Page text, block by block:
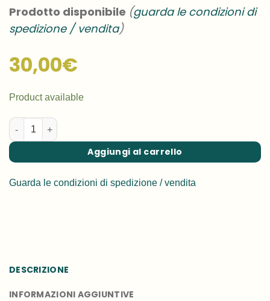
Prodotto disponibile (guarda le condizioni di
spedizione / vendita)
30,00€
Product available
Aglaonema commutatum ‘Treubii’ quantità
Aggiungi al carrello
Guarda le condizioni di spedizione / vendita
DESCRIZIONE
INFORMAZIONI AGGIUNTIVE